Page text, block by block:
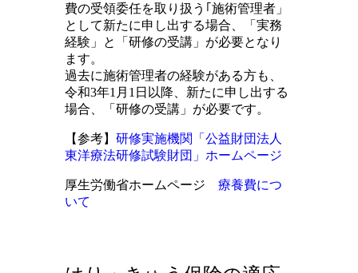
費の受領委任を取り扱う｢施術管理者」
として新たに申し出する場合、「実務
経験」と「研修の受講」が必要となり
ます。
過去に施術管理者の経験がある方も、
令和3年1月1日以降、新たに申し出する
場合、「研修の受講」が必要です。
【参考】 研修実施機関「公益財団法人
東洋療法研修試験財団」ホームページ
厚生労働省ホームページ 療養費につ
いて